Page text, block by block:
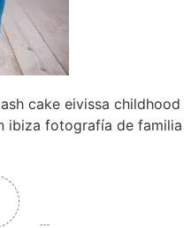
cake eivissa childhood
ibiza fotografía de familia